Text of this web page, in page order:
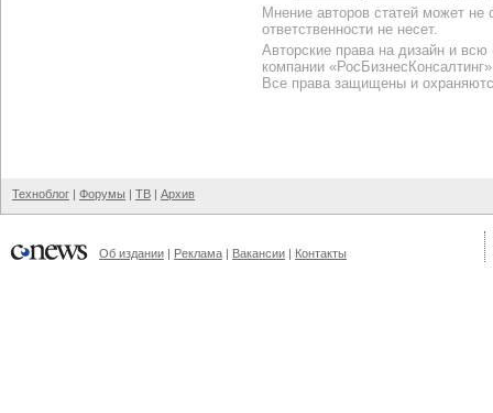
Мнение авторов статей может
ответственности не несет.
Авторские права на дизайн и
компании
Все права защищены и
Техноблог | Форумы | ТВ | Архив
Об издании | Реклама | Вакансии | Контакты